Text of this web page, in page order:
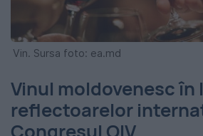
Vin. Sursa foto: ea.md
Vinul moldovenesc în
reflectoarelor